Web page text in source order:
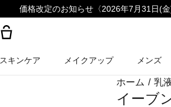
価格改定のお知らせ〈2026年7月31日(金
スキンケア メイクアップ メンズ
ホーム / 乳
イーブ